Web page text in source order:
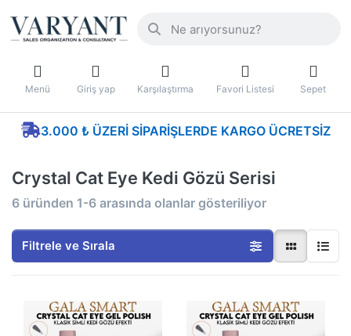
Menü Giriş yap Karşılaştırma Favori Listesi Sepet
3.000 ₺ ÜZERI SIPARIŞLERDE KARGO ÜCRETSIZ
Crystal Cat Eye Kedi Gözü Serisi
6 üründen 1-6 arasında olanlar gösteriliyor
Filtrele ve Sırala